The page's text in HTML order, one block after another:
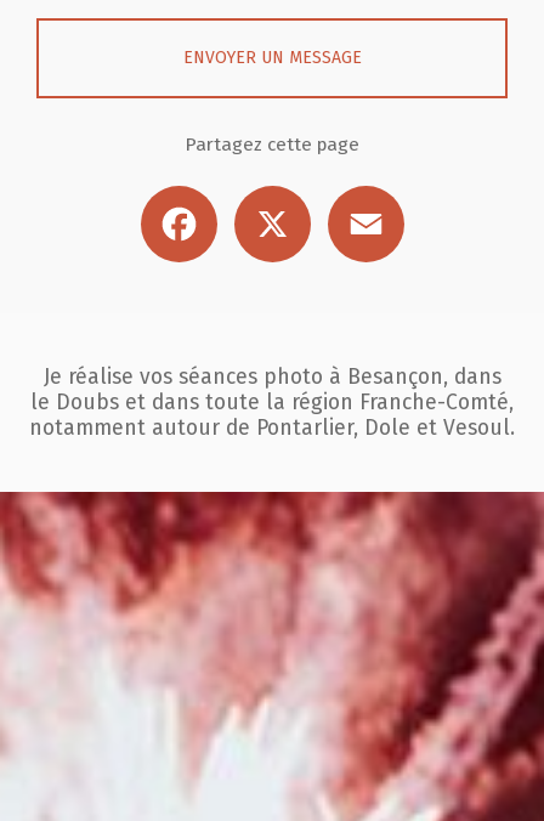
ENVOYER UN MESSAGE
Partagez cette page
Facebook
Je réalise vos séances photo à Besançon, dans
le Doubs et dans toute la région Franche-Comté,
notamment autour de Pontarlier, Dole et Vesoul.